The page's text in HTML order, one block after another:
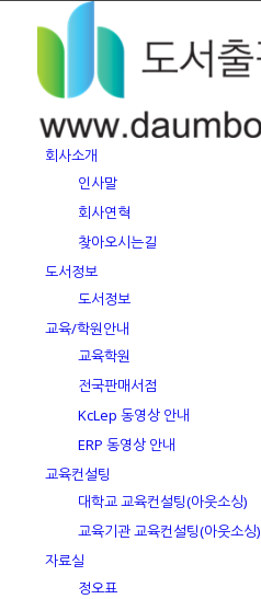
회사소개
인사말
회사연혁
찾아오시는길
도서정보
도서정보
교육/학원안내
교육학원
전국판매서점
KcLep 동영상 안내
ERP 동영상 안내
교육컨설팅
대학교 교육컨설팅(아웃소싱)
교육기관 교육컨설팅(아웃소싱)
자료실
정오표